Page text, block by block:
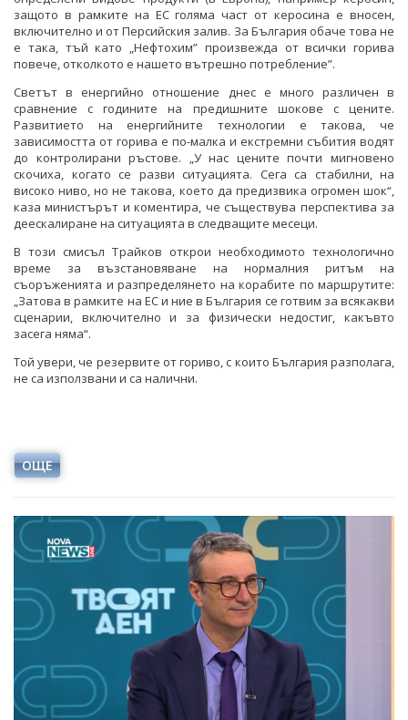
защото в рамките на ЕС голяма част от керосина е вносен,
включително и от Персийския залив. За България обаче това не
е така, тъй като „Нефтохим” произвежда от всички горива
повече, отколкото е нашето вътрешно потребление”.
Светът в енергийно отношение днес е много различен в
сравнение с годините на предишните шокове с цените.
Развитието на енергийните технологии е такова, че
зависимостта от горива е по-малка и екстремни събития водят
до контролирани ръстове. „У нас цените почти мигновено
скочиха, когато се разви ситуацията. Сега са стабилни, на
високо ниво, но не такова, което да предизвика огромен шок“,
каза министърът и коментира, че съществува перспектива за
деескалиране на ситуацията в следващите месеци.
В този смисъл Трайков открои необходимото технологично
време за възстановяване на нормалния ритъм на
съоръженията и разпределянето на корабите по маршрутите:
„Затова в рамките на ЕС и ние в България се готвим за всякакви
сценарии, включително и за физически недостиг, какъвто
засега няма“.
Той увери, че резервите от гориво, с които България разполага,
не са използвани и са налични.
ОЩЕ